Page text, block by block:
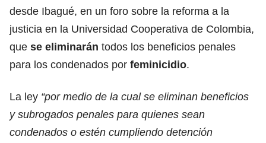
desde Ibagué, en un foro sobre la reforma a la
justicia en la Universidad Cooperativa de Colombia,
que se eliminarán todos los beneficios penales
para los condenados por feminicidio.
La ley “por medio de la cual se eliminan beneficios
y subrogados penales para quienes sean
condenados o estén cumpliendo detención